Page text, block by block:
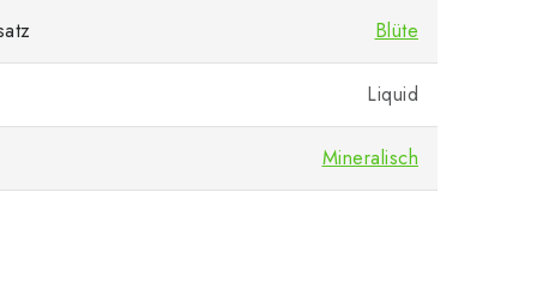
Blüte
Liquid
Mineralisch